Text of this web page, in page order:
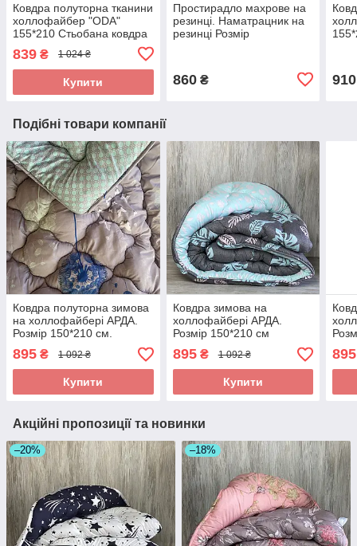
Ковдра полуторна тканини
холлофайбер "ODA"
155*210 Стьобана ковдра
839 ₴ 1 024 ₴
Купити
Простирадло махрове на
резинці. Наматрацник на
резинці Розмір
860₴ 910
Подібні товари компанії
Ковдра полуторна зимова
на холлофайбері АРДА.
Розмір 150*210 см.
895 ₴ 1 092 ₴
Купити
Ковдра зимова на
холлофайбері АРДА.
Розмір 150*210 см
895₴ 1 092 ₴
Купити
895
Акційні пропозиції та новинки
–20% –18%